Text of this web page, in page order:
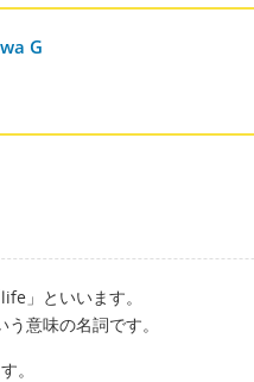
G
」といいます。
意味の名詞です。
。